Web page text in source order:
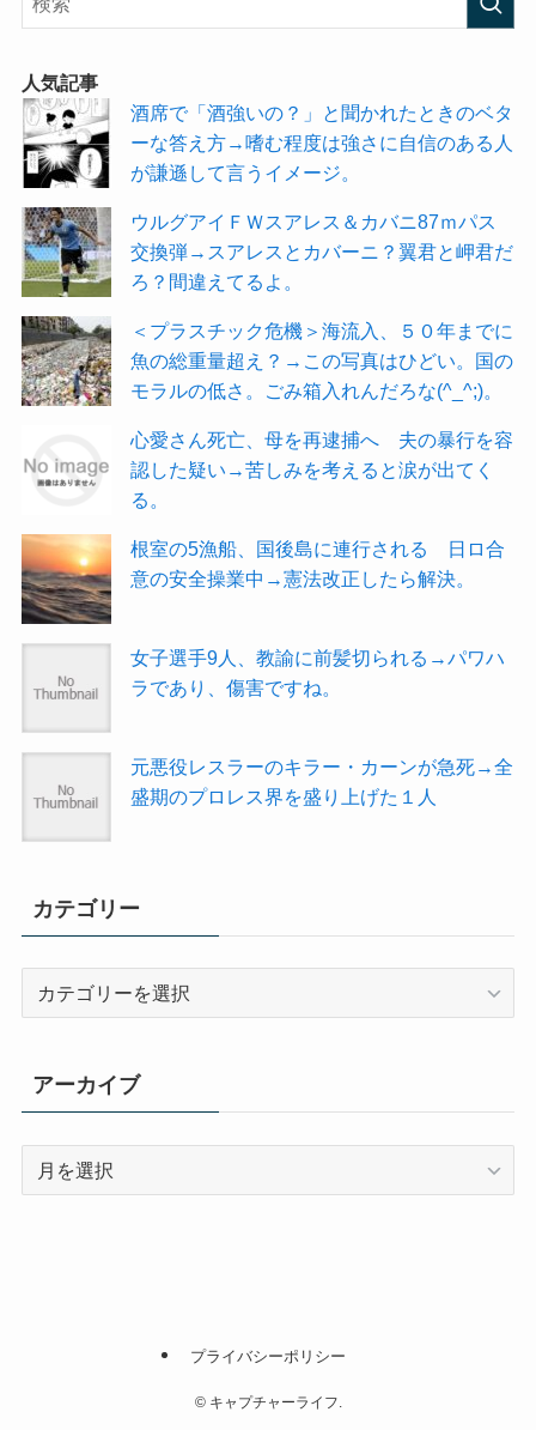
人気記事
酒席で「酒強いの？」と聞かれたときのベタ
ーな答え方→嗜む程度は強さに自信のある人
が謙遜して言うイメージ。
ウルグアイＦＷスアレス＆カバニ87ｍパス
交換弾→スアレスとカバーニ？翼君と岬君だ
ろ？間違えてるよ。
＜プラスチック危機＞海流入、５０年までに
魚の総重量超え？→この写真はひどい。国の
モラルの低さ。ごみ箱入れんだろな(^_^;)。
心愛さん死亡、母を再逮捕へ 夫の暴行を容
認した疑い→苦しみを考えると涙が出てく
る。
根室の5漁船、国後島に連行される 日ロ合
意の安全操業中→憲法改正したら解決。
女子選手9人、教諭に前髪切られる→パワハ
ラであり、傷害ですね。
元悪役レスラーのキラー・カーンが急死→全
盛期のプロレス界を盛り上げた１人
カテゴリー
ー
アーカイブ
プライバシーポリシー
©キャプチャーライフ.